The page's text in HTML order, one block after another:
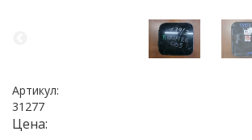
Артикул:
31277
Цена: